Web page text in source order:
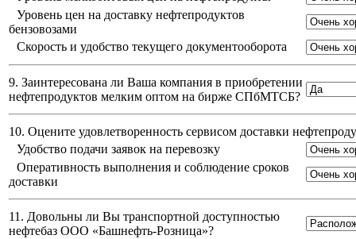
Уровень цен на доставку нефтепродуктов
бензовозами
Скорость и удобство текущего документооборота
9. Заинтересована ли Ваша компания в приобретении
нефтепродуктов мелким оптом на бирже СПбМТСБ?
10. Оцените удовлетворенность сервисом доставки
Удобство подачи заявок на перевозку
Оперативность выполнения и соблюдение сроков
доставки
11. Довольны ли Вы транспортной доступностью
нефтебаз ООО «Башнефть-Розница»?